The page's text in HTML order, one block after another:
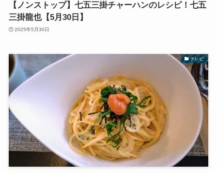
【ノンストップ】七五三掛チャーハンのレシピ！七五
三掛龍也【5月30日】
2025年5月30日
テレビ